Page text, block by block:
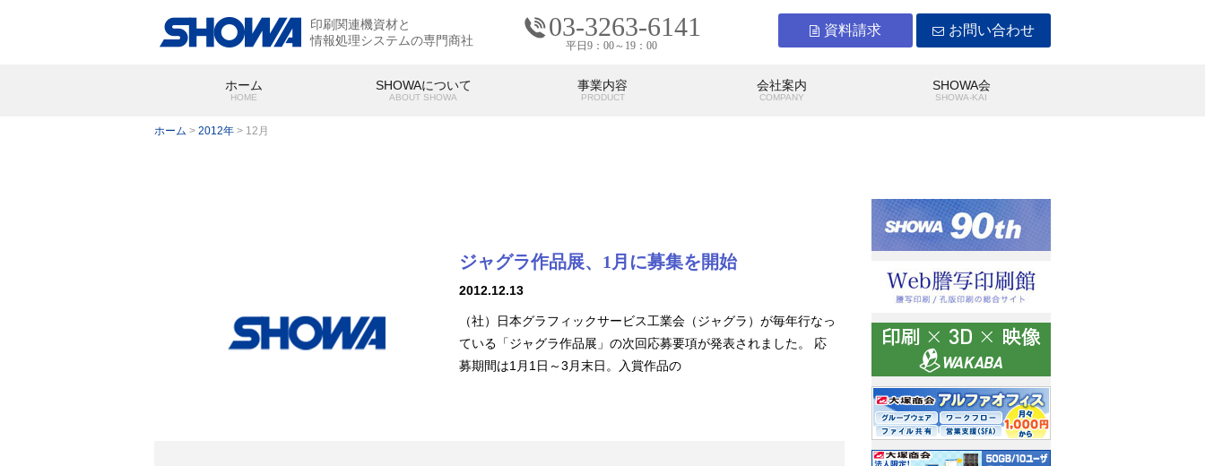
印刷関連機資材と
情報処理システムの専門商社
03-3263-6141
平日9：00～19：00
資料請求 お問い合わせ
ホーム
HOME
SHOWAについて
ABOUT SHOWA
SHOWAの強み
事業内容
PRODUCT
会社案内
COMPANY
代表挨拶 アクセス 沿革
SHOWA会
SHOWA-KAI
ホーム > 2012年 > 12月
ジャグラ作品展、1月に募集を開始
2012.12.13
（社）日本グラフィックサービス工業会（ジャグラ）が毎年行なっ
ている「ジャグラ作品展」の次回応募要項が発表されました。 応
募期間は1月1日～3月末日。入賞作品の